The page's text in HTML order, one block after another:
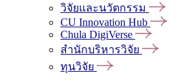
วิจัยและนวัตกรรม
CU Innovation Hub
Chula DigiVerse
สำนักบริหารวิจัย
ทุนวิจัย